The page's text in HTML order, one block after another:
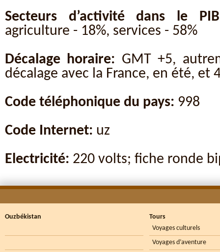
Secteurs d’activité dans le
agriculture - 18%, services - 58%
Décalage horaire: GMT +5,
décalage avec la France, en été, et
Code téléphonique du pays: 998
Code Internet: uz
Electricité: 220 volts; fiche ronde
Ouzbékistan
Tours
Voyages culturels
Voyages d’aventure